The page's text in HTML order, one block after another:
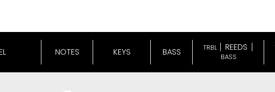
NOTES KEYS BASS TRBL REEDS
BASS